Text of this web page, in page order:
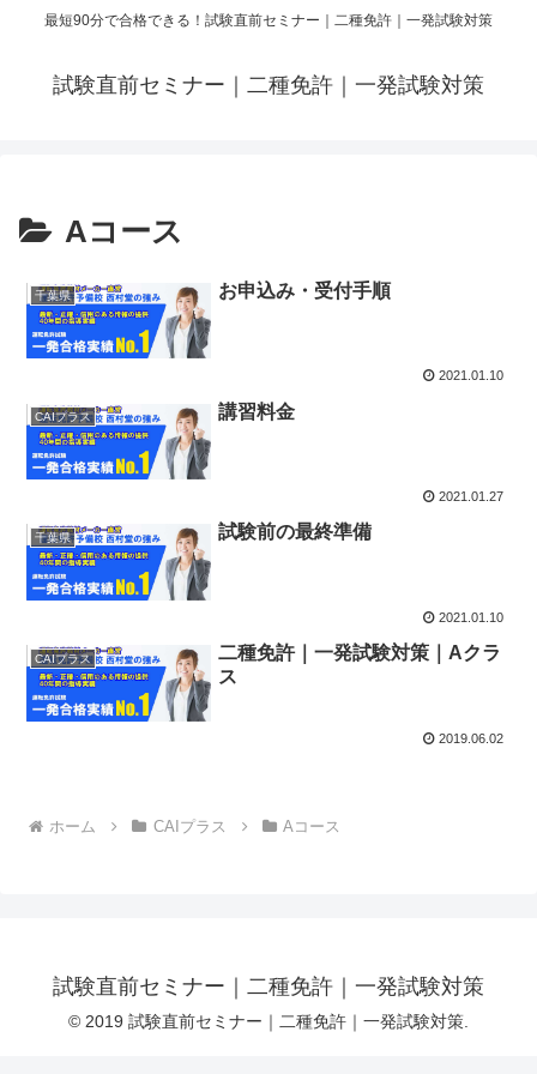
最短90分で合格できる！試験直前セミナー｜二種免許｜一発試験対策
試験直前セミナー｜二種免許｜一発試験対策
Aコース
千葉県 お申込み・受付手順
2021.01.10
CAIプラス 講習料金
2021.01.27
千葉県 試験前の最終準備
2021.01.10
CAIプラス
二種免許｜一発試験対策｜Aクラ
ス
2019.06.02
ホーム CAIプラス Aコース
試験直前セミナー｜二種免許｜一発試験対策
© 2019 試験直前セミナー｜二種免許｜一発試験対策.